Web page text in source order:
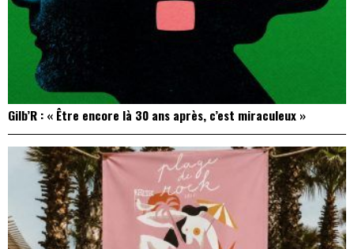
Gilb’R : « Être encore là 30 ans après, c’est miraculeux »